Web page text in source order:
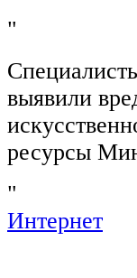
"
выявили
ресурсы
"
Интернет